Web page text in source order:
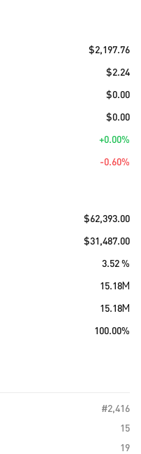
$2,197.76
$2.24
$0.00
$0.00
+0.00%
-0.60%
$62,393.00
$31,487.00
3.52 %
15.18M
15.18M
100.00%
#2,416
15
19